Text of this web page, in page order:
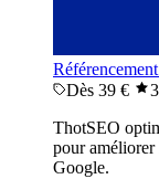
Dès 39 €
ThotSEO
pour améliorer
Google.